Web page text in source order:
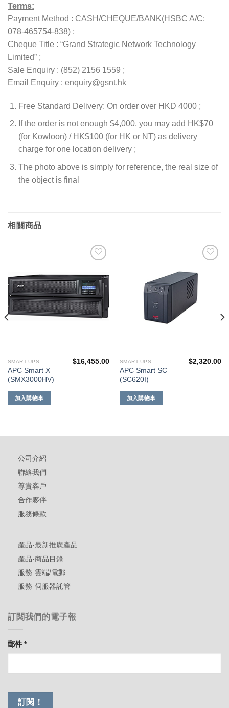
Terms:
Payment Method : CASH/CHEQUE/BANK(HSBC A/C:
078-465754-838) ;
Cheque Title : “Grand Strategic Network Technology
Limited” ;
Sale Enquiry : (852) 2156 1559 ;
Email Enquiry : enquiry@gsnt.hk
Free Standard Delivery: On order over HKD 4000 ;
If the order is not enough $4,000, you may add HK$70
(for Kowloon) / HK$100 (for HK or NT) as delivery
charge for one location delivery ;
The photo above is simply for reference, the real size of
the object is final
相關商品
到願
望清
單
SMART-UPS
APC Smart X
(SMX3000HV)
$16,455.00
加入購物車
SMART-UPS
APC Smart SC
(SC620I)
$2,320.00
加入購物車
公司介紹
聯絡我們
尊貴客戶
合作夥伴
服務條款
產品-最新推廣產品
產品-商品目錄
服務-雲端/電郵
服務-伺服器託管
訂閱我們的電子報
郵件*